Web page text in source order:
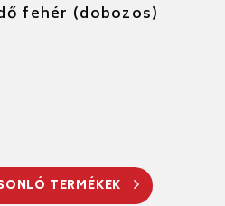
fehér (dobozos)
TERMÉKEK